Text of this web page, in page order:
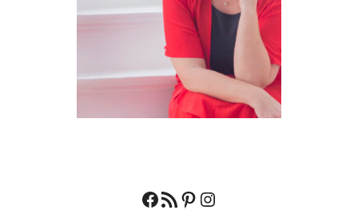
Facebook
RSS feedPinterest
Instagram